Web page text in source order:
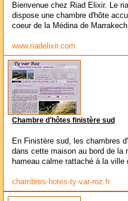
Bienvenue chez Riad Elixir. Le
dispose une chambre d'hôte
coeur de la Médina de
www.riadelixir.com
Chambre d'hôtes finistère sud
En Finistère sud, les chambres
dans cette maison au bord de la
hameau calme rattaché à la ville
chambres-hotes-ty-var-roz.fr